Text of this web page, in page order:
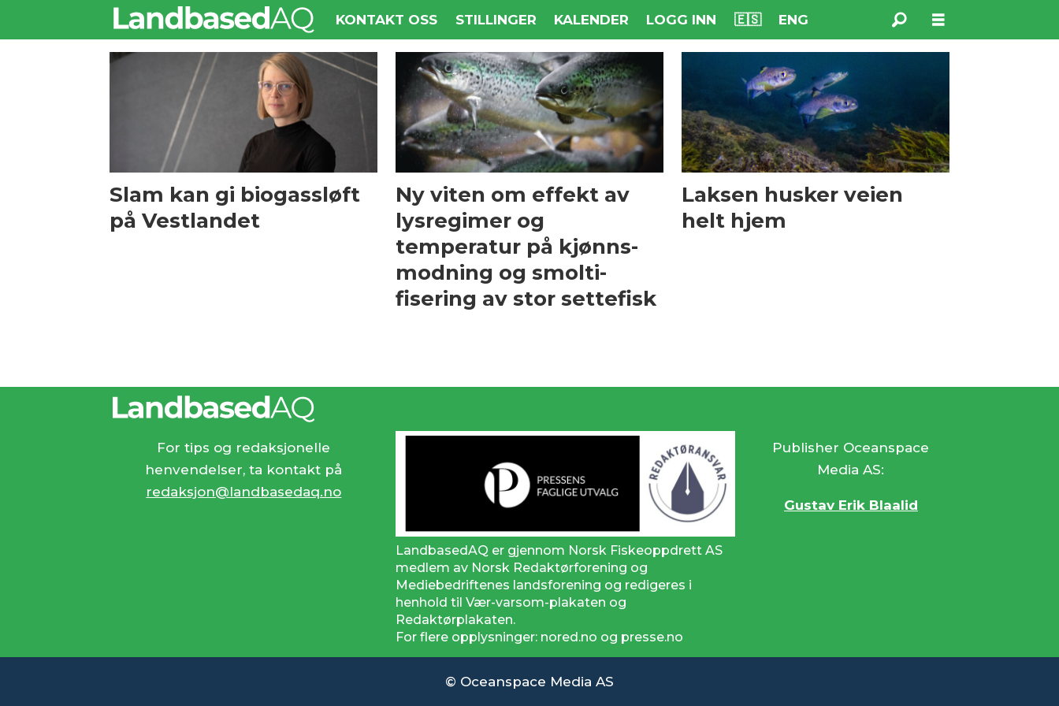
KONTAKT OSS STILLINGER KALENDER LOGG INN 🇪🇸 ENG
Slam kan gi biogassløft
på Vestlandet
Ny viten om effekt av
lys­regimer og
temperatur på kjønns­
modning og smolti­
fisering av stor settefisk
Laksen husker veien
helt hjem
For tips og redaksjonelle
henvendelser, ta kontakt på
redaksjon@landbasedaq.no
LandbasedAQ er gjennom Norsk Fiskeoppdrett AS
medlem av Norsk Redaktørforening og
Mediebedriftenes landsforening og redigeres i
henhold til Vær-varsom-plakaten og
Redaktørplakaten.
For flere opplysninger: nored.no og presse.no
Publisher Oceanspace
Media AS:
Gustav Erik Blaalid
© Oceanspace Media AS